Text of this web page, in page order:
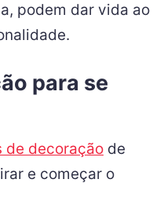
podem dar vida ao
para se
de decoração de
e começar o